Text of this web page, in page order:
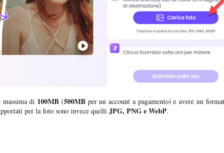
di 100MB (500MB per un account a pagamento) e avere un
per la foto sono invece quelli JPG, PNG e WebP.